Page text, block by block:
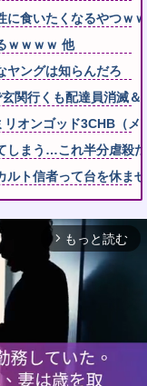
に食いたくなるやつｗ
ｗｗｗｗ 他
ヤングは知らんだろ
関行くも配達員消滅
リオンゴッド3CHB（
しまう…これ半分虐殺
ルト信者って台を休
arrow_forward_ios もっと読む